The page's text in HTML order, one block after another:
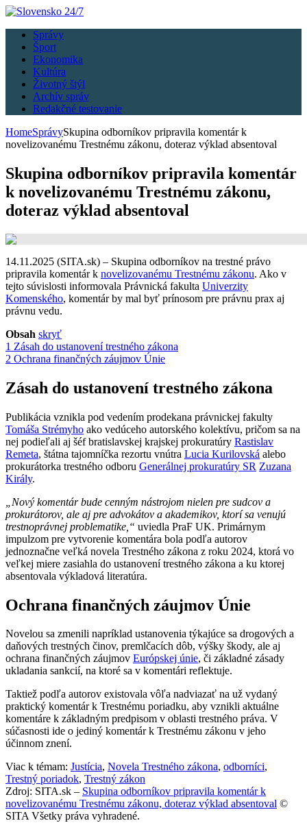
Správy
Šport
Ekonomika
Kultúra
Životný štýl
Archív správ
Redakčné testovanie
HomeSprávySkupina odborníkov pripravila komentár k
novelizovanému Trestnému zákonu, doteraz výklad absentoval
Skupina odborníkov pripravila komentár
k novelizovanému Trestnému zákonu,
doteraz výklad absentoval
14.11.2025 (SITA.sk) – Skupina odborníkov na trestné právo
pripravila komentár k novelizovanému Trestnému zákonu. Ako v
tejto súvislosti informovala Právnická fakulta Univerzity
Komenského, komentár by mal byť prínosom pre právnu prax aj
právnu vedu.
Obsah skryť
1 Zásah do ustanovení trestného zákona
2 Ochrana finančných záujmov Únie
Zásah do ustanovení trestného zákona
Publikácia vznikla pod vedením prodekana právnickej fakulty
Tomáša Strémyho ako vedúceho autorského kolektívu, pričom sa na
nej podieľali aj šéf bratislavskej krajskej prokuratúry Rastislav
Remeta, štátna tajomníčka rezortu vnútra Lucia Kurilovská alebo
prokurátorka trestného odboru Generálnej prokuratúry SR Zuzana
Király.
„Nový komentár bude cenným nástrojom nielen pre sudcov a
prokurátorov, ale aj pre advokátov a akademikov, ktorí sa venujú
trestnoprávnej problematike,“ uviedla PraF UK. Primárnym
impulzom pre vytvorenie komentára bola podľa autorov
jednoznačne veľká novela Trestného zákona z roku 2024, ktorá vo
veľkej miere zasiahla do ustanovení trestného zákona a ku ktorej
absentovala výkladová literatúra.
Ochrana finančných záujmov Únie
Novelou sa zmenili napríklad ustanovenia týkajúce sa drogových a
daňových trestných činov, premlčacích dôb, výšky škody, ale aj
ochrana finančných záujmov Európskej únie, či základné zásady
ukladania sankcií, na ktoré sa v komentári reflektuje.
Taktiež podľa autorov existovala vôľa nadviazať na už vydaný
praktický komentár k Trestnému poriadku, aby vznikli aktuálne
komentáre k základným predpisom v oblasti trestného práva. V
súčasnosti ide o jediný komentár k Trestnému zákonu v jeho
účinnom znení.
Viac k témam: Justícia, Novela Trestného zákona, odborníci,
Trestný poriadok, Trestný zákon
Zdroj: SITA.sk – Skupina odborníkov pripravila komentár k
novelizovanému Trestnému zákonu, doteraz výklad absentoval ©
SITA Všetky práva vyhradené.